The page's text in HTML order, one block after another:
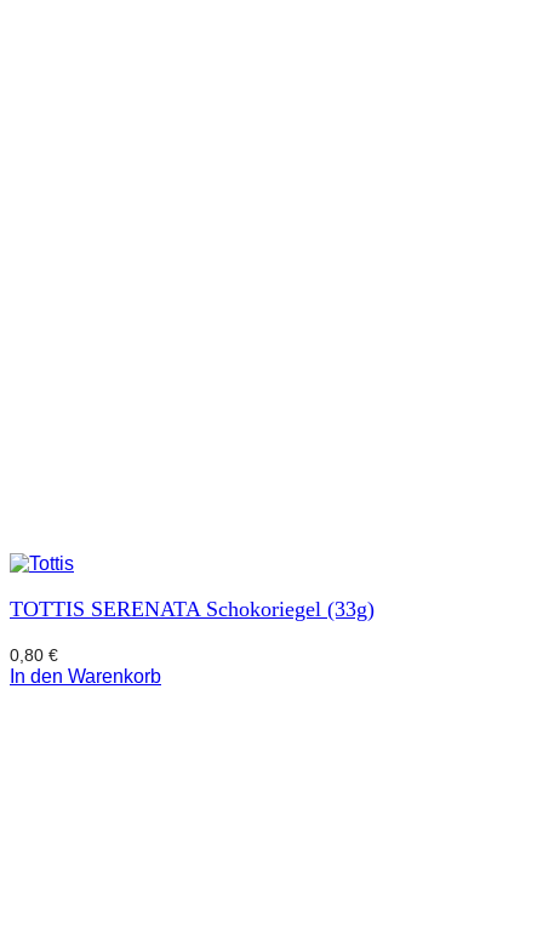
TOTTIS SERENATA Schokoriegel (33g)
0,80 €
In den Warenkorb